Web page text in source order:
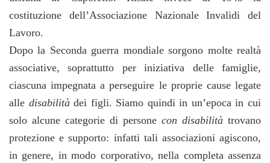
costituzione dell’Associazione Nazionale Invalidi del
Lavoro.
Dopo la Seconda guerra mondiale sorgono molte realtà
associative, soprattutto per iniziativa delle famiglie,
ciascuna impegnata a perseguire le proprie cause legate
alle disabilitàdei figli. Siamo quindi in un’epoca in cui
solo alcune categorie di persone con disabilità trovano
protezione e supporto: infatti tali associazioni agiscono,
in genere, in modo corporativo, nella completa assenza